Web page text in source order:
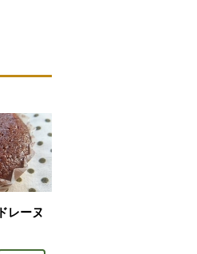
レーヌ